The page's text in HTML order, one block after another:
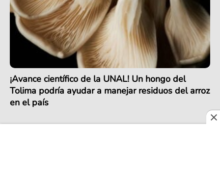
¡Avance científico de la UNAL! Un hongo del
Tolima podría ayudar a manejar residuos del arroz
en el país